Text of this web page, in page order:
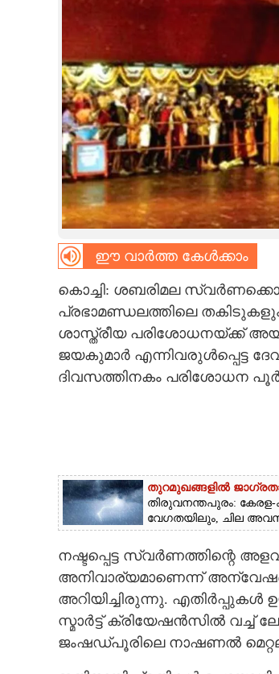
SPIRITUAL
CARTOONS
LITERATURE
ഈ വാർത്ത കേൾക്കാം
കൊച്ചി: ശബരിമല
പ്രഭാമണ്ഡലത്തിലെ തകിടുകളും
ശാസ്ത്രീയ പരിശോധനയ്‌ക്ക്
ജയകുമാർ എന്നിവരുൾപ്പെട്ട
ദിവസത്തിനകം പരിശോധന
തുറമുഖങ്ങളിൽ ജാഗ്രതാ
തിരുവനന്തപുരം: കേരള-
വേഗതയിലും, ചില
നഷ്ടപ്പെട്ട സ്വർണത്തിന്റെ
അനിവാര്യമാണെന്ന്
അറിയിച്ചിരുന്നു. എതിർപ്പുകൾ
സ്മാർട്ട് ക്രിയേഷൻസിൽ വച്ച്
ജംഷഡ്പൂരിലെ നാഷണൽ